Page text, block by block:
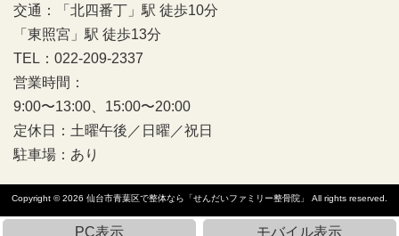
交通：「北四番丁」駅 徒歩10分
「東照宮」駅 徒歩13分
TEL：022-209-2337
営業時間：
9:00〜13:00、15:00〜20:00
定休日：土曜午後／日曜／祝日
駐車場：あり
Copyright © 2026 仙台市青葉区で整体なら「せんだいファミリー整骨院」 All rights reserved.
PC表示 モバイル表示